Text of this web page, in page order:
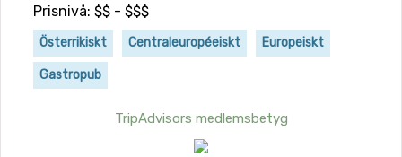
Prisnivå: $$ - $$$
Österrikiskt Centraleuropéeiskt Europeiskt
Gastropub
TripAdvisors medlemsbetyg